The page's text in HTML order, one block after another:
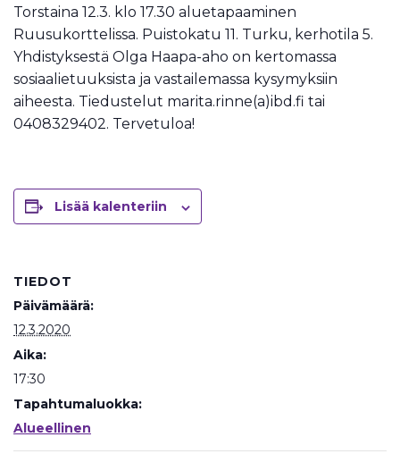
Torstaina 12.3. klo 17.30 aluetapaaminen
Ruusukorttelissa. Puistokatu 11. Turku, kerhotila 5.
Yhdistyksestä Olga Haapa-aho on kertomassa
sosiaalietuuksista ja vastailemassa kysymyksiin
aiheesta. Tiedustelut marita.rinne(a)ibd.fi tai
0408329402. Tervetuloa!
Lisää kalenteriin
TIEDOT
Päivämäärä:
12.3.2020
Aika:
17:30
Tapahtumaluokka:
Alueellinen